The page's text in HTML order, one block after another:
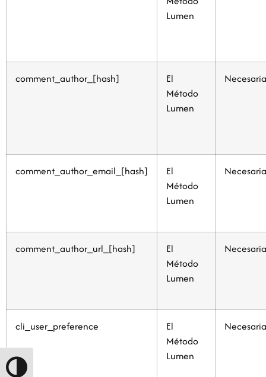
Alternar alto contraste
Lumen
comment_author_[hash]
El
Método
Lumen
comment_author_email_[hash]
El
Método
Lumen
comment_author_url_[hash]
El
Método
Lumen
cli_user_preference
El
Método
Lumen